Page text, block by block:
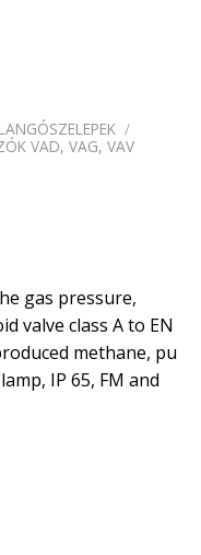
/
VAD, VAG, VAV
gas pressure,
valve class A to EN
methane, pu
IP 65, FM and